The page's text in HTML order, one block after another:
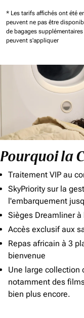
* Les tarifs affichés ont été
peuvent ne pas être
de bagages
peuvent s'appliquer
Pourquoi la
Traitement VIP au
SkyPriority sur la
l'embarquement
Sièges Dreamliner
Accès exclusif aux
Repas africain à 3
bienvenue
Une large collection
notamment des
bien plus encore.